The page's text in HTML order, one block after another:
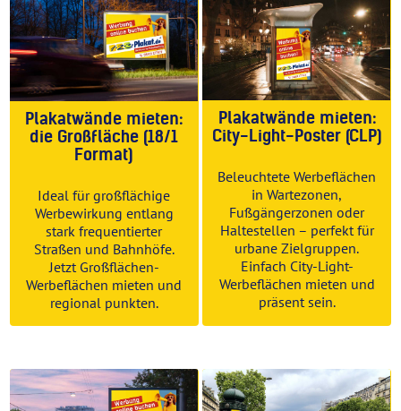
Plakatwände mieten:
die Großfläche (18/1
Format)
Ideal für großflächige
Werbewirkung entlang
stark frequentierter
Straßen und Bahnhöfe.
Jetzt Großflächen-
Werbeflächen mieten und
regional punkten.
Plakatwände mieten:
City-Light-Poster (CLP)
Beleuchtete Werbeflächen
in Wartezonen,
Fußgängerzonen oder
Haltestellen – perfekt für
urbane Zielgruppen.
Einfach City-Light-
Werbeflächen mieten und
präsent sein.